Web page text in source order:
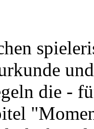
die -